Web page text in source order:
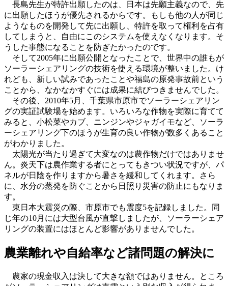
長島先生が特許出願したのは、日本は先願主義なので、先
に出願したほうが優先されるからです。もしも他の人が同じ
ようなものを開発して先に出願し、特許を取って権利を占有
してしまうと、自由にこのシステムを使えなくなります。そ
うした事態になることを防ぎたかったのです。
そして2005年に出願公開となったことで、世界中の誰もが
ソーラーシェアリングの技術を使える環境が整いました。け
れども、新しい試みであったことや福島の原発事故前という
ことから、なかなかすぐには成果に結びつきませんでした。
その後、2010年5月、千葉県市原市でソーラーシェアリン
グの実証試験場を始めます。いろいろな作物を実際に育てて
みると、小松菜やカブ、ニンジンやジャガイモなど、ソーラ
ーシェアリング下のほうが生育の良い作物が数多くあること
がわかりました。
太陽光が当たり過ぎて大変なのは農作物だけではありませ
ん。炎天下は農作業する者にとってもきつい状況ですが、パ
ネルが日陰を作りますから暑さを緩和してくれます。さら
に、水分の蒸発を防ぐことから日照り災害の防止にもなりま
す。
東日本大震災の際、市原市でも震度5を記録しました。同
じ年の10月には大型台風が直撃しましたが、ソーラーシェア
リングの装置にはほとんど影響がありませんでした。
農業離れや自給率など諸問題の解決に
農家の現金収入は決して大きな額ではありません。ところ